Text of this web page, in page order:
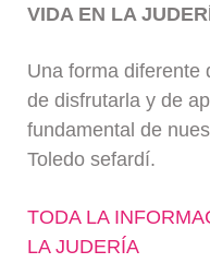
VIDA EN LA
Una forma diferente
de disfrutarla y de
fundamental de
Toledo sefardí.
TODA LA
LA JUDERÍA